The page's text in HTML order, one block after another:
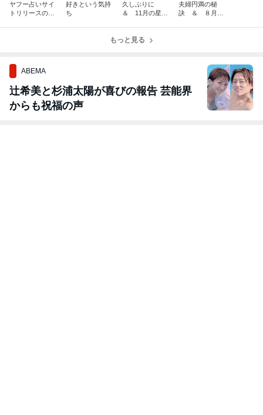
ヤフー占いサイ
トリリースのご
好きという気持
ち
久しぶりに
＆ 11月の星座
夫婦円満の秘
訣 ＆ ８月の
もっと見る
ABEMA
辻希美と杉浦太陽が喜びの報告 芸能界
からも祝福の声